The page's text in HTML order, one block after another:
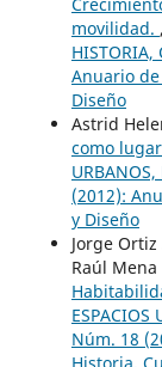
movilidad. ,
HISTORIA,
Anuario
Diseño
Astrid
como
(2012):
y Diseño
Jorge
Raúl
ESPACIOS
Núm. 18
Historia,